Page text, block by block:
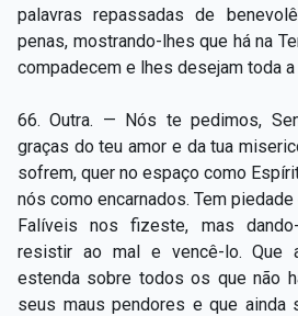
palavras repassadas de
penas, mostrando-lhes que há na
compadecem e lhes desejam toda
66. Outra. — Nós te pedimos,
graças do teu amor e da tua
sofrem, quer no espaço como
nós como encarnados. Tem
Falíveis nos fizeste, mas
resistir ao mal e vencê-lo. Que
estenda sobre todos os que não
seus maus pendores e que ainda